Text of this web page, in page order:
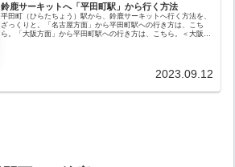
鈴鹿サーキットへ「平田町駅」から行く方法
平田町（ひらたちょう）駅から、鈴鹿サーキットへ行く方法を、
ざっくりと。「名古屋方面」から平田町駅への行き方は、こち
ら。「大阪方面」から平田町駅への行き方は、こちら。＜大阪方
2023.09.12